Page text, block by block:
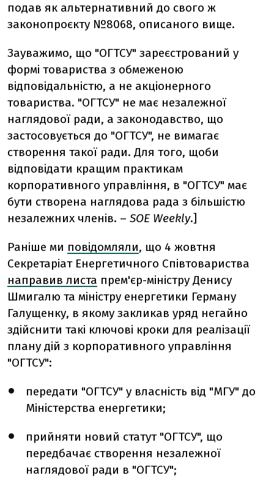
подав як альтернативний до свого ж
законопроєкту №8068, описаного вище.
Зауважимо, що "ОГТСУ" зареєстрований у
формі товариства з обмеженою
відповідальністю, а не акціонерного
товариства. "ОГТСУ" не має незалежної
наглядової ради, а законодавство, що
застосовується до "ОГТСУ", не вимагає
створення такої ради. Для того, щоби
відповідати кращим практикам
корпоративного управління, в "ОГТСУ" має
бути створена наглядова рада з більшістю
незалежних членів. – SOE Weekly.]
Раніше ми повідомляли, що 4 жовтня
Секретаріат Енергетичного Співтовариства
направив листа прем'єр-міністру Денису
Шмигалю та міністру енергетики Герману
Галущенку, в якому закликав уряд негайно
здійснити такі ключові кроки для реалізації
плану дій з корпоративного управління
"ОГТСУ":
передати "ОГТСУ" у власність від "МГУ" до
Міністерства енергетики;
прийняти новий статут "ОГТСУ", що
передбачає створення незалежної
наглядової ради в "ОГТСУ";